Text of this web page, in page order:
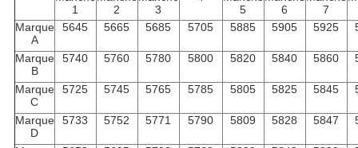
1
2
3
5
6
7
Marque
A
5645 5665 5685 5705 5885 5905 5925
Marque
B
5740 5760 5780 5800 5820 5840 5860
Marque
C
5725 5745 5765 5785 5805 5825 5845
Marque
D
5733 5752 5771 5790 5809 5828 5847